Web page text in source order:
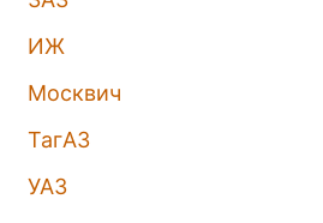
ИЖ
Москвич
ТагАЗ
УАЗ